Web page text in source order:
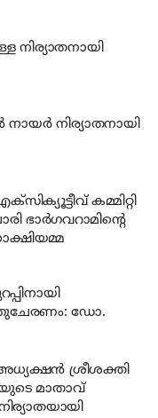
നിര്യാതനായി
നിര്യാതനായി
കമ്മിറ്റി
ഭാര്‍ഗവറാമിന്റെ
ഡോ.
ശ്രീശക്തി
മാതാവ്